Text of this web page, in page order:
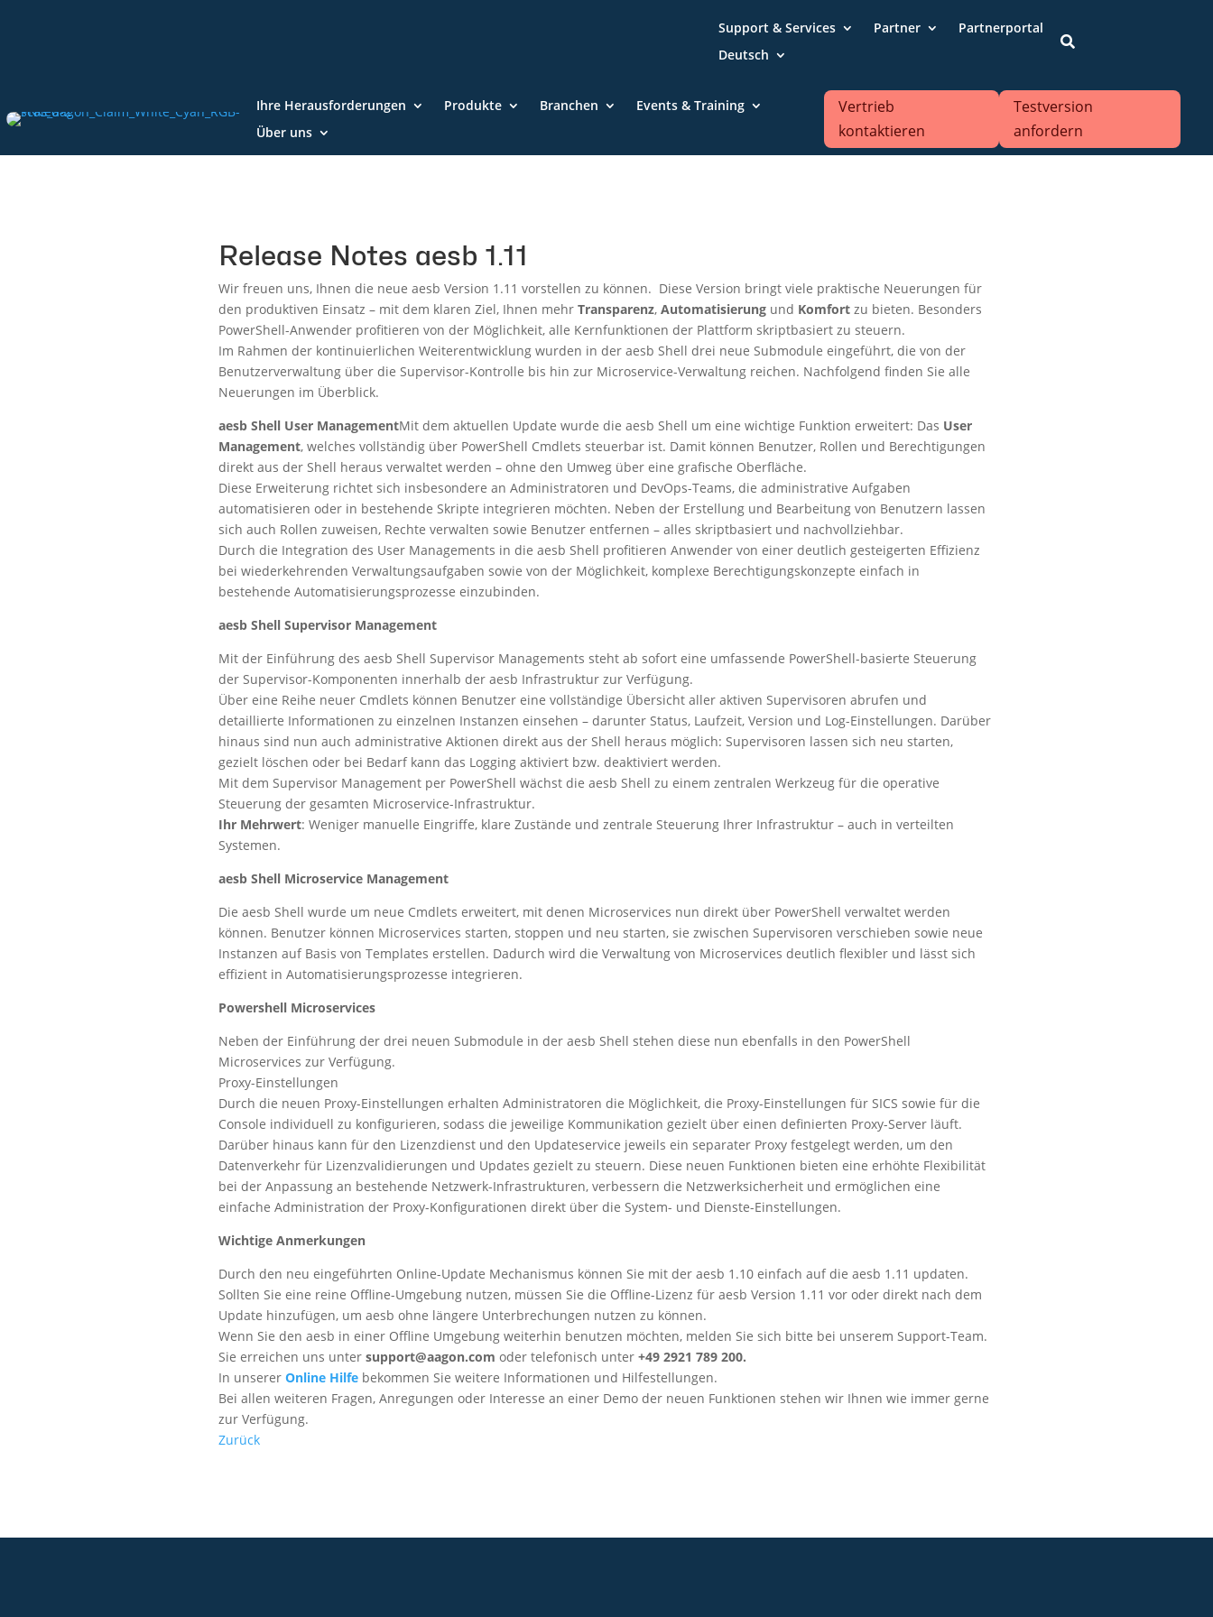
Support & Services Partner
Partnerportal
Deutsch

Ihre Herausforderungen Produkte Branchen
Events & Training
Über uns
Vertrieb
kontaktieren
Testversion
anfordern
Release Notes aesb 1.11
Wir freuen uns, Ihnen die neue aesb Version 1.11 vorstellen zu können. Diese Version bringt viele praktische Neuerungen für
den produktiven Einsatz – mit dem klaren Ziel, Ihnen mehr Transparenz, Automatisierung und Komfort zu bieten. Besonders
PowerShell-Anwender profitieren von der Möglichkeit, alle Kernfunktionen der Plattform skriptbasiert zu steuern.
Im Rahmen der kontinuierlichen Weiterentwicklung wurden in der aesb Shell drei neue Submodule eingeführt, die von der
Benutzerverwaltung über die Supervisor-Kontrolle bis hin zur Microservice-Verwaltung reichen. Nachfolgend finden Sie alle
Neuerungen im Überblick.
aesb Shell User ManagementMit dem aktuellen Update wurde die aesb Shell um eine wichtige Funktion erweitert: Das User
Management, welches vollständig über PowerShell Cmdlets steuerbar ist. Damit können Benutzer, Rollen und Berechtigungen
direkt aus der Shell heraus verwaltet werden – ohne den Umweg über eine grafische Oberfläche.
Diese Erweiterung richtet sich insbesondere an Administratoren und DevOps-Teams, die administrative Aufgaben
automatisieren oder in bestehende Skripte integrieren möchten. Neben der Erstellung und Bearbeitung von Benutzern lassen
sich auch Rollen zuweisen, Rechte verwalten sowie Benutzer entfernen – alles skriptbasiert und nachvollziehbar.
Durch die Integration des User Managements in die aesb Shell profitieren Anwender von einer deutlich gesteigerten Effizienz
bei wiederkehrenden Verwaltungsaufgaben sowie von der Möglichkeit, komplexe Berechtigungskonzepte einfach in
bestehende Automatisierungsprozesse einzubinden.
aesb Shell Supervisor Management
Mit der Einführung des aesb Shell Supervisor Managements steht ab sofort eine umfassende PowerShell-basierte Steuerung
der Supervisor-Komponenten innerhalb der aesb Infrastruktur zur Verfügung.
Über eine Reihe neuer Cmdlets können Benutzer eine vollständige Übersicht aller aktiven Supervisoren abrufen und
detaillierte Informationen zu einzelnen Instanzen einsehen – darunter Status, Laufzeit, Version und Log-Einstellungen. Darüber
hinaus sind nun auch administrative Aktionen direkt aus der Shell heraus möglich: Supervisoren lassen sich neu starten,
gezielt löschen oder bei Bedarf kann das Logging aktiviert bzw. deaktiviert werden.
Mit dem Supervisor Management per PowerShell wächst die aesb Shell zu einem zentralen Werkzeug für die operative
Steuerung der gesamten Microservice-Infrastruktur.
Ihr Mehrwert: Weniger manuelle Eingriffe, klare Zustände und zentrale Steuerung Ihrer Infrastruktur – auch in verteilten
Systemen.
aesb Shell Microservice Management
Die aesb Shell wurde um neue Cmdlets erweitert, mit denen Microservices nun direkt über PowerShell verwaltet werden
können. Benutzer können Microservices starten, stoppen und neu starten, sie zwischen Supervisoren verschieben sowie neue
Instanzen auf Basis von Templates erstellen. Dadurch wird die Verwaltung von Microservices deutlich flexibler und lässt sich
effizient in Automatisierungsprozesse integrieren.
Powershell Microservices
Neben der Einführung der drei neuen Submodule in der aesb Shell stehen diese nun ebenfalls in den PowerShell
Microservices zur Verfügung.
Proxy-Einstellungen
Durch die neuen Proxy-Einstellungen erhalten Administratoren die Möglichkeit, die Proxy-Einstellungen für SICS sowie für die
Console individuell zu konfigurieren, sodass die jeweilige Kommunikation gezielt über einen definierten Proxy-Server läuft.
Darüber hinaus kann für den Lizenzdienst und den Updateservice jeweils ein separater Proxy festgelegt werden, um den
Datenverkehr für Lizenzvalidierungen und Updates gezielt zu steuern. Diese neuen Funktionen bieten eine erhöhte Flexibilität
bei der Anpassung an bestehende Netzwerk-Infrastrukturen, verbessern die Netzwerksicherheit und ermöglichen eine
einfache Administration der Proxy-Konfigurationen direkt über die System- und Dienste-Einstellungen.
Wichtige Anmerkungen
Durch den neu eingeführten Online-Update Mechanismus können Sie mit der aesb 1.10 einfach auf die aesb 1.11 updaten.
Sollten Sie eine reine Offline-Umgebung nutzen, müssen Sie die Offline-Lizenz für aesb Version 1.11 vor oder direkt nach dem
Update hinzufügen, um aesb ohne längere Unterbrechungen nutzen zu können.
Wenn Sie den aesb in einer Offline Umgebung weiterhin benutzen möchten, melden Sie sich bitte bei unserem Support-Team.
Sie erreichen uns unter support@aagon.com oder telefonisch unter +49 2921 789 200.
In unserer Online Hilfe bekommen Sie weitere Informationen und Hilfestellungen.
Bei allen weiteren Fragen, Anregungen oder Interesse an einer Demo der neuen Funktionen stehen wir Ihnen wie immer gerne
zur Verfügung.
Zurück